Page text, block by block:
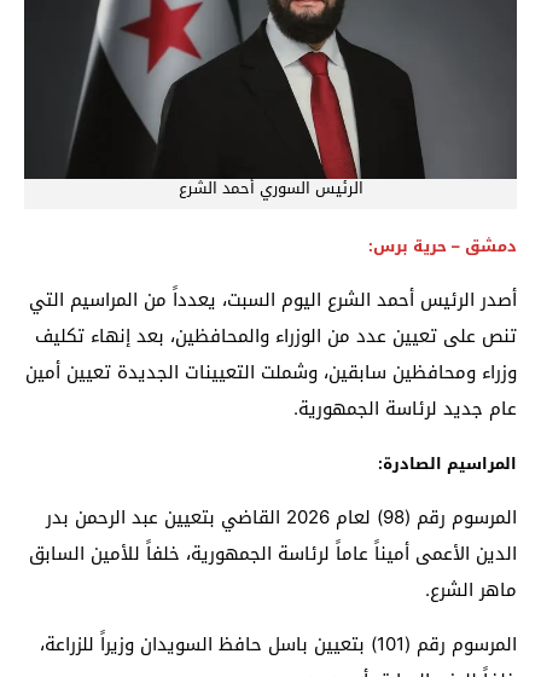
الرئيس السوري أحمد الشرع
دمشق – حرية برس:
أصدر الرئيس أحمد الشرع اليوم السبت، يعدداً من المراسيم التي
تنص على تعيين عدد من الوزراء والمحافظين، بعد إنهاء تكليف
وزراء ومحافظين سابقين، وشملت التعيينات الجديدة تعيين أمين
عام جديد لرئاسة الجمهورية.
المراسيم الصادرة:
المرسوم رقم (98) لعام 2026 القاضي بتعيين عبد الرحمن بدر
الدين الأعمى أميناً عاماً لرئاسة الجمهورية، خلفاً للأمين السابق
ماهر الشرع.
المرسوم رقم (101) بتعيين باسل حافظ السويدان وزيراً للزراعة،